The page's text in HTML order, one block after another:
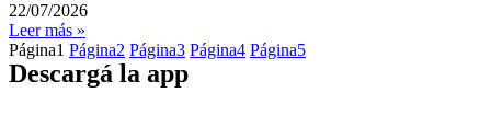
22/07/2026
Leer más »
Página1 Página2 Página3 Página4 Página5
Descargá la app